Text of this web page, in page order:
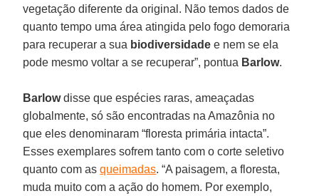
vegetação diferente da original. Não temos dados de
quanto tempo uma área atingida pelo fogo demoraria
para recuperar a sua biodiversidade e nem se ela
pode mesmo voltar a se recuperar”, pontua Barlow.
Barlowdisse que espécies raras, ameaçadas
globalmente, só são encontradas na Amazônia no
que eles denominaram “floresta primária intacta”.
Esses exemplares sofrem tanto com o corte seletivo
quanto com asqueimadas. “A paisagem, a floresta,
muda muito com a ação do homem. Por exemplo,